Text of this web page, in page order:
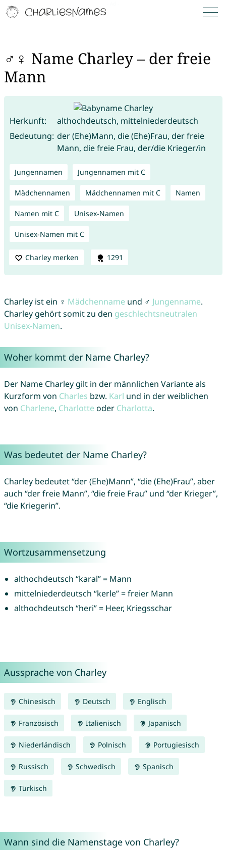
♂♀ Name Charley – der freie
Mann
Herkunft:
althochdeutsch, mittelniederdeutsch
Bedeutung: der (Ehe)Mann, die (Ehe)Frau, der freie
Mann, die freie Frau, der/die Krieger/in
Jungennamen Jungennamen mit C
Mädchennamen Mädchennamen mit C Namen
Namen mit C Unisex-Namen
Unisex-Namen mit C
Charley merken 1291
Charley ist ein ♀ Mädchenname und ♂ Jungenname.
Charley gehört somit zu den geschlechtsneutralen
Unisex-Namen.
Woher kommt der Name Charley?
Der Name Charley gilt in der männlichen Variante als
Kurzform von Charles bzw. Karl und in der weiblichen
von Charlene, Charlotte oder Charlotta.
Was bedeutet der Name Charley?
Charley bedeutet “der (Ehe)Mann”, “die (Ehe)Frau”, aber
auch “der freie Mann”, “die freie Frau” und “der Krieger”,
“die Kriegerin”.
Wortzusammensetzung
althochdeutsch “karal” = Mann
mittelniederdeutsch “kerle” = freier Mann
althochdeutsch “heri” = Heer, Kriegsschar
Aussprache von Charley
Chinesisch Deutsch Englisch
Französisch Italienisch Japanisch
Niederländisch Polnisch Portugiesisch
Russisch Schwedisch Spanisch
Türkisch
Wann sind die Namenstage von Charley?